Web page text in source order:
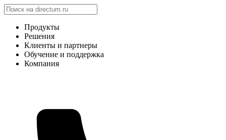
Продукты
Решения
Клиенты и партнеры
Обучение и поддержка
Компания